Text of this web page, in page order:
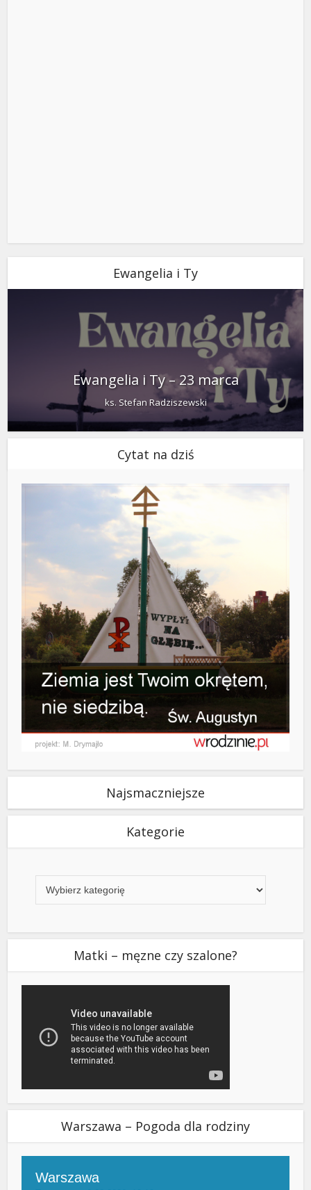
Ewangelia i Ty
Ewangelia i Ty – 23 marca
ks. Stefan Radziszewski
Cytat na dziś
Najsmaczniejsze
Kategorie
Matki – męzne czy szalone?
Warszawa – Pogoda dla rodziny